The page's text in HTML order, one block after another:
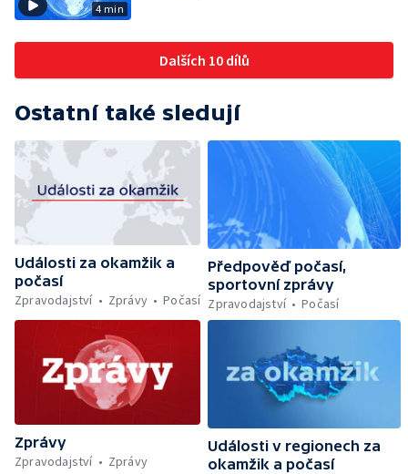
4 min
Dalších 10 dílů
Ostatní také sledují
Události za okamžik a
počasí
Zpravodajství
Zprávy Počasí
Předpověď počasí,
sportovní zprávy
Zpravodajství
Počasí
Zprávy
Zpravodajství
Zprávy
Události v regionech za
okamžik a počasí